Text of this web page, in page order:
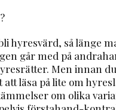
hyresvärd, så länge
går med på
Men innan
att läsa på lite om
om olika